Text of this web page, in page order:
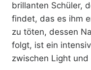
brillanten Schüler,
findet, das es ihm
zu töten, dessen
folgt, ist ein
zwischen Light